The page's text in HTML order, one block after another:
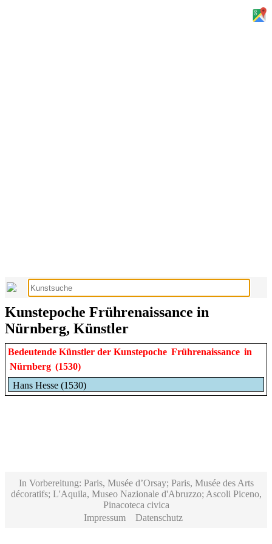
Kunstepoche Frührenaissance in
Nürnberg, Künstler
Bedeutende Künstler der Kunstepoche Frührenaissance in
Nürnberg (1530)
Hans Hesse (1530)
In Vorbereitung: Paris, Musée d’Orsay; Paris, Musée des Arts
décoratifs; L'Aquila, Museo Nazionale d'Abruzzo; Ascoli Piceno,
Pinacoteca civica
Impressum
Datenschutz